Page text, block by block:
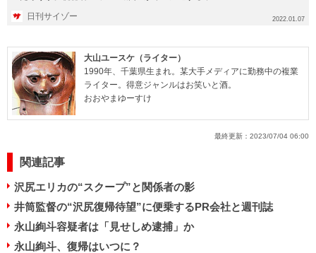
日刊サイゾー 2022.01.07
大山ユースケ（ライター）
1990年、千葉県生まれ。某大手メディアに勤務中の複業
ライター。得意ジャンルはお笑いと酒。
おおやまゆーすけ
最終更新： 2023/07/04 06:00
関連記事
沢尻エリカの“スクープ”と関係者の影
井筒監督の“沢尻復帰待望”に便乗するPR会社と週刊誌
永山絢斗容疑者は「見せしめ逮捕」か
永山絢斗、復帰はいつに？